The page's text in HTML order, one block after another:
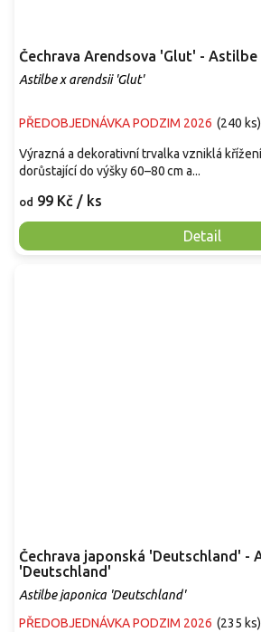
Čechrava Arendsova 'Glut' -
Astilbe x arendsii 'Glut'
PŘEDOBJEDNÁVKA PODZIM 2026 (240 ks)
od 99 Kč / ks
Detail
Výrazná a dekorativní trvalka vzniklá
dorůstající do výšky 60–80 cm a...
Čechrava japonská 'Deutschland' -
'Deutschland'
Astilbe japonica 'Deutschland'
PŘEDOBJEDNÁVKA PODZIM 2026 (235 ks)